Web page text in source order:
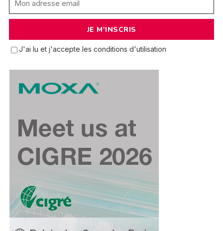
J'ai lu et j'accepte les conditions d'utilisation